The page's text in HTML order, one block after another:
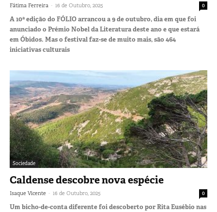
Fátima Ferreira - 16 de Outubro, 2025 0
A 10ª edição do FÓLIO arrancou a 9 de outubro, dia em que foi
anunciado o Prémio Nobel da Literatura deste ano e que estará
em Óbidos. Mas o festival faz-se de muito mais, são 464
iniciativas culturais
Sociedade
Caldense descobre nova espécie
Isaque Vicente - 16 de Outubro, 2025 0
Um bicho-de-conta diferente foi descoberto por Rita Eusébio nas